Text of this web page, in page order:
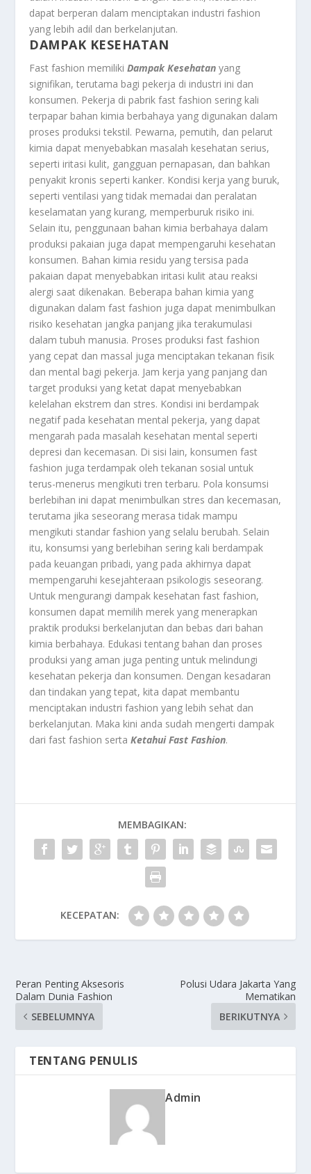
dapat berperan dalam menciptakan industri fashion
yang lebih adil dan berkelanjutan.
DAMPAK KESEHATAN
Fast fashion memilikiDampak Kesehatan yang
signifikan, terutama bagi pekerja di industri ini dan
konsumen. Pekerja di pabrik fast fashion sering kali
terpapar bahan kimia berbahaya yang digunakan dalam
proses produksi tekstil. Pewarna, pemutih, dan pelarut
kimia dapat menyebabkan masalah kesehatan serius,
seperti iritasi kulit, gangguan pernapasan, dan bahkan
penyakit kronis seperti kanker. Kondisi kerja yang buruk,
seperti ventilasi yang tidak memadai dan peralatan
keselamatan yang kurang, memperburuk risiko ini.
Selain itu, penggunaan bahan kimia berbahaya dalam
produksi pakaian juga dapat mempengaruhi kesehatan
konsumen. Bahan kimia residu yang tersisa pada
pakaian dapat menyebabkan iritasi kulit atau reaksi
alergi saat dikenakan. Beberapa bahan kimia yang
digunakan dalam fast fashion juga dapat menimbulkan
risiko kesehatan jangka panjang jika terakumulasi
dalam tubuh manusia. Proses produksi fast fashion
yang cepat dan massal juga menciptakan tekanan fisik
dan mental bagi pekerja. Jam kerja yang panjang dan
target produksi yang ketat dapat menyebabkan
kelelahan ekstrem dan stres. Kondisi ini berdampak
negatif pada kesehatan mental pekerja, yang dapat
mengarah pada masalah kesehatan mental seperti
depresi dan kecemasan. Di sisi lain, konsumen fast
fashion juga terdampak oleh tekanan sosial untuk
terus-menerus mengikuti tren terbaru. Pola konsumsi
berlebihan ini dapat menimbulkan stres dan kecemasan,
terutama jika seseorang merasa tidak mampu
mengikuti standar fashion yang selalu berubah. Selain
itu, konsumsi yang berlebihan sering kali berdampak
pada keuangan pribadi, yang pada akhirnya dapat
mempengaruhi kesejahteraan psikologis seseorang.
Untuk mengurangi dampak kesehatan fast fashion,
konsumen dapat memilih merek yang menerapkan
praktik produksi berkelanjutan dan bebas dari bahan
kimia berbahaya. Edukasi tentang bahan dan proses
produksi yang aman juga penting untuk melindungi
kesehatan pekerja dan konsumen. Dengan kesadaran
dan tindakan yang tepat, kita dapat membantu
menciptakan industri fashion yang lebih sehat dan
berkelanjutan. Maka kini anda sudah mengerti dampak
dari fast fashion sertaKetahui Fast Fashion.
MEMBAGIKAN:
KECEPATAN:
Peran Penting Aksesoris
Dalam Dunia Fashion
SEBELUMNYA
Polusi Udara Jakarta Yang
Mematikan
BERIKUTNYA
TENTANG PENULIS
Admin